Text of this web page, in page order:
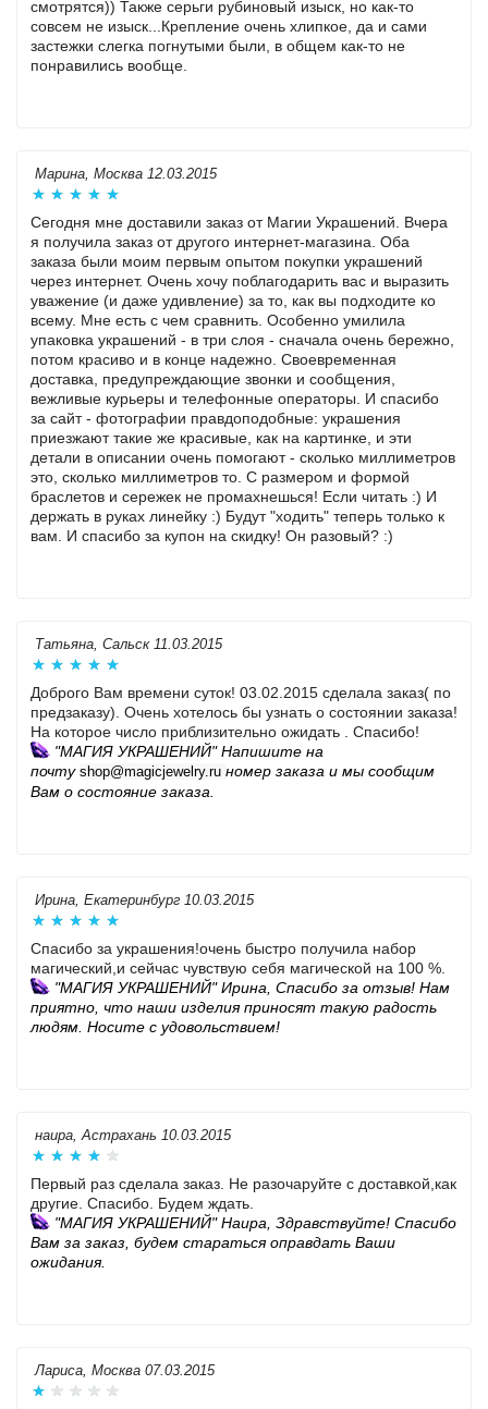
смотрятся)) Также серьги рубиновый изыск, но как-то
совсем не изыск...Крепление очень хлипкое, да и сами
застежки слегка погнутыми были, в общем как-то не
понравились вообще.
Марина, Москва 12.03.2015
Сегодня мне доставили заказ от Магии Украшений. Вчера
я получила заказ от другого интернет-магазина. Оба
заказа были моим первым опытом покупки украшений
через интернет. Очень хочу поблагодарить вас и выразить
уважение (и даже удивление) за то, как вы подходите ко
всему. Мне есть с чем сравнить. Особенно умилила
упаковка украшений - в три слоя - сначала очень бережно,
потом красиво и в конце надежно. Своевременная
доставка, предупреждающие звонки и сообщения,
вежливые курьеры и телефонные операторы. И спасибо
за сайт - фотографии правдоподобные: украшения
приезжают такие же красивые, как на картинке, и эти
детали в описании очень помогают - сколько миллиметров
это, сколько миллиметров то. С размером и формой
браслетов и сережек не промахнешься! Если читать :) И
держать в руках линейку :) Будут "ходить" теперь только к
вам. И спасибо за купон на скидку! Он разовый? :)
Татьяна, Сальск 11.03.2015
Доброго Вам времени суток! 03.02.2015 сделала заказ( по
предзаказу). Очень хотелось бы узнать о состоянии заказа!
На которое число приблизительно ожидать . Спасибо!
"МАГИЯ УКРАШЕНИЙ" Напишите на
почту shop@magicjewelry.ru номер заказа и мы сообщим
Вам о состояние заказа.
Ирина, Екатеринбург 10.03.2015
Спасибо за украшения!очень быстро получила набор
магический,и сейчас чувствую себя магической на 100 %.
"МАГИЯ УКРАШЕНИЙ" Ирина, Спасибо за отзыв! Нам
приятно, что наши изделия приносят такую радость
людям. Носите с удовольствием!
наира, Астрахань 10.03.2015
Первый раз сделала заказ. Не разочаруйте с доставкой,как
другие. Спасибо. Будем ждать.
"МАГИЯ УКРАШЕНИЙ" Наира, Здравствуйте! Спасибо
Вам за заказ, будем стараться оправдать Ваши
ожидания.
Лариса, Москва 07.03.2015